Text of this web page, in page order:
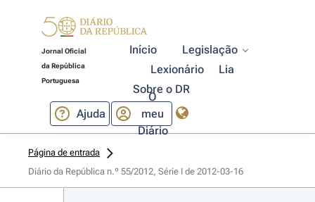
Jornal Oficial
da República
Portuguesa
Início
Legislação
Lexionário
Lia
Sobre o DR
Ajuda
O
meu
Diário
Página de entrada
Diário da República n.º 55/2012, Série I de 2012-03-16